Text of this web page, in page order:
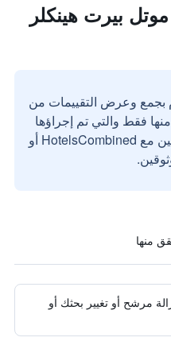
بيرت هينكلر
بجمع وعرض التقييمات من
فقط والتي تم إجراؤها
بواسطة مستخدمين حقيقيين مع HotelsCombined أو
مرشح أو تغيير بحثك أو